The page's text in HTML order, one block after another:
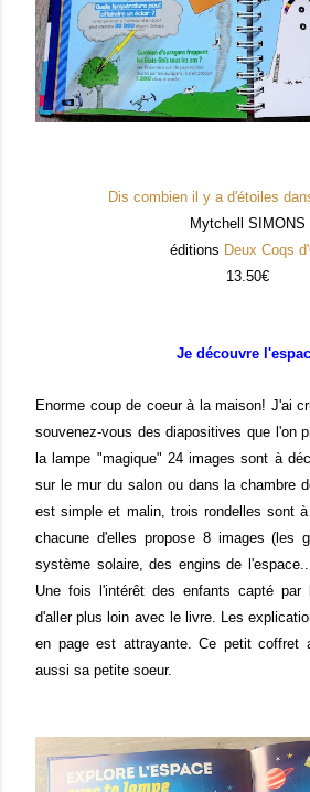
Dis combien il y a d'étoiles
Mytchell SIMONS
éditions Deux Coqs
13.50€
Je découvre
Enorme coup de coeur à la maison! J'ai
souvenez-vous des diapositives que l'on
la lampe "magique" 24 images sont à
sur le mur du salon ou dans la chambre
est simple et malin, trois rondelles sont à
chacune d'elles propose 8 images (les
système solaire, des engins de
Une fois l'intérêt des enfants capté
d'aller plus loin avec le livre. Les
en page est attrayante. Ce petit coffret
aussi sa petite soeur.